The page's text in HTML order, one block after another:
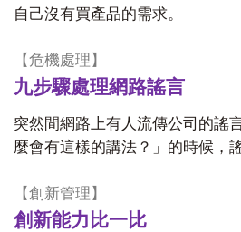
自己沒有買產品的需求。
【危機處理】
九步驟處理網路謠言
突然間網路上有人流傳公司的謠
麼會有這樣的講法？」的時候，
【創新管理】
創新能力比一比